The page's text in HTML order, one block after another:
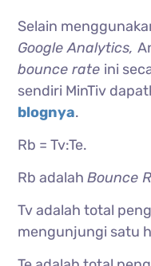
Selain
Google Analytics,
bounce rate ini
sendiri MinTiv
blognya.
Rb = Tv:Te.
Rb adalahBounce
Tv adalah total
mengunjungi satu